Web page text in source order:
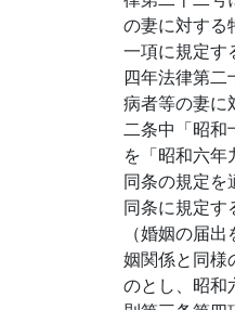
の妻に対する
一項に規定す
四年法律第
病者等の妻に
二条中「昭和
を「昭和六年
同条の規定を
同条に規定す
（婚姻の届
姻関係と同様
のとし、昭和